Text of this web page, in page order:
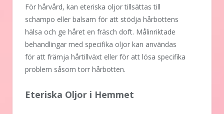
För hårvård, kan eteriska oljor tillsättas till
schampo eller balsam för att stödja hårbottens
hälsa och ge håret en fräsch doft. Målinriktade
behandlingar med specifika oljor kan användas
för att främja hårtillväxt eller för att lösa specifika
problem såsom torr hårbotten.
Eteriska Oljor i Hemmet